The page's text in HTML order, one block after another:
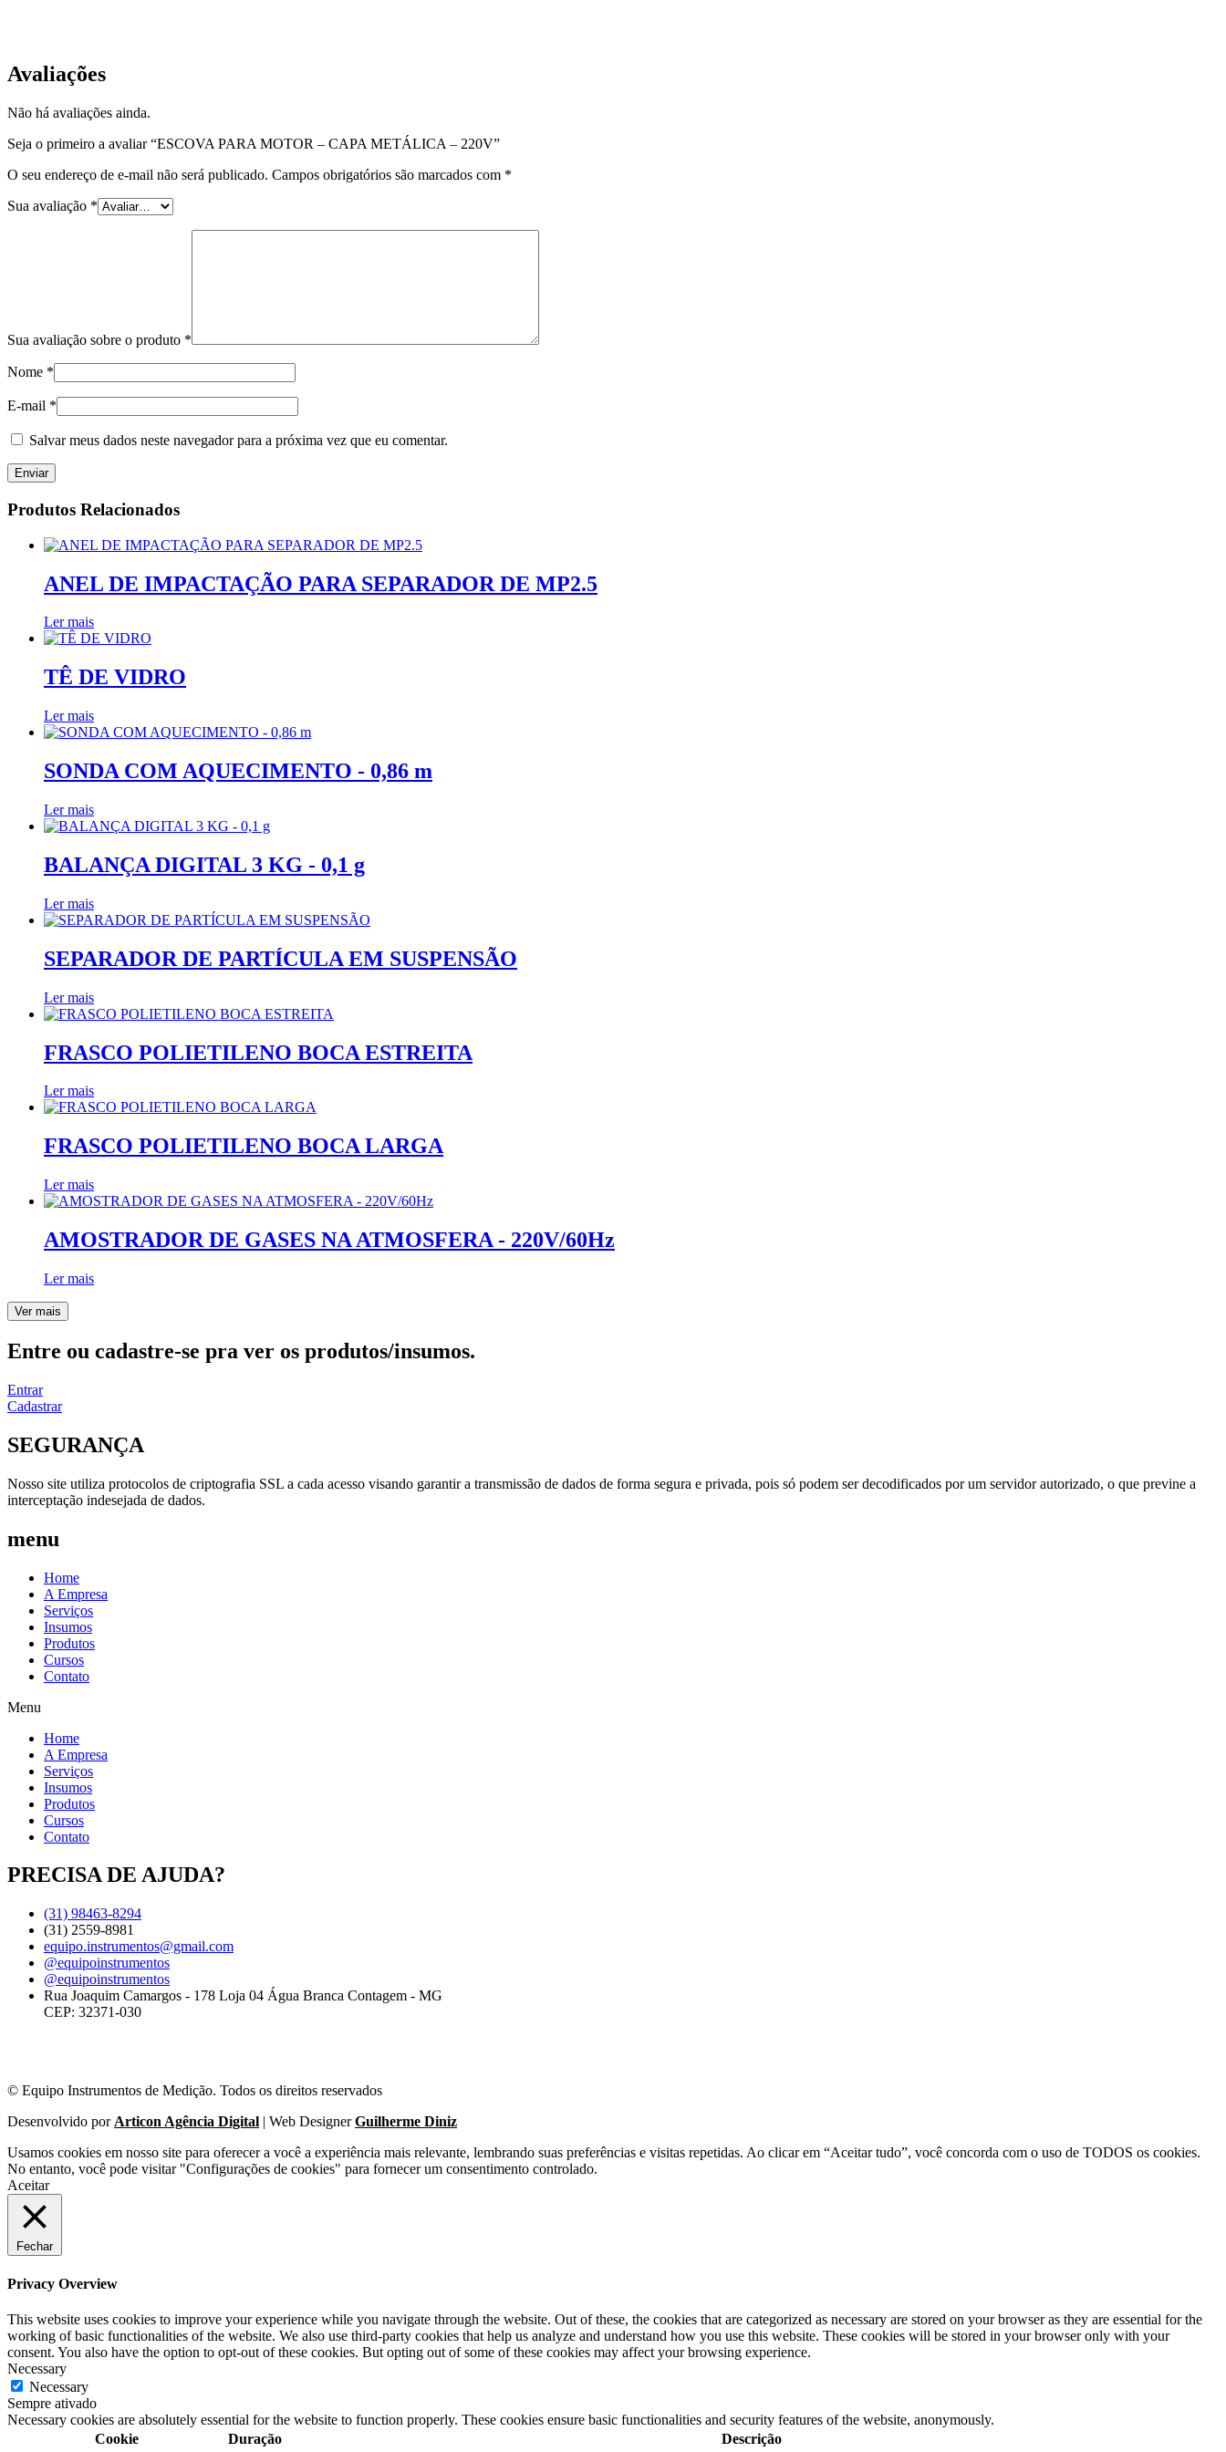
Avaliações
Não há avaliações ainda.
Seja o primeiro a avaliar “ESCOVA PARA MOTOR – CAPA METÁLICA – 220V”
O seu endereço de e-mail não será publicado. Campos obrigatórios são marcados com *
Sua avaliação *
Sua avaliação sobre o produto *
Nome *
E-mail *
Salvar meus dados neste navegador para a próxima vez que eu comentar.
Produtos Relacionados
ANEL DE IMPACTAÇÃO PARA SEPARADOR DE MP2.5
Ler mais
TÊ DE VIDRO
Ler mais
SONDA COM AQUECIMENTO - 0,86 m
Ler mais
BALANÇA DIGITAL 3 KG - 0,1 g
Ler mais
SEPARADOR DE PARTÍCULA EM SUSPENSÃO
Ler mais
FRASCO POLIETILENO BOCA ESTREITA
Ler mais
FRASCO POLIETILENO BOCA LARGA
Ler mais
AMOSTRADOR DE GASES NA ATMOSFERA - 220V/60Hz
Ler mais
Ver mais
Entre ou cadastre-se pra ver os produtos/insumos.
Entrar
Cadastrar
SEGURANÇA
Nosso site utiliza protocolos de criptografia SSL a cada acesso visando garantir a transmissão de dados de forma segura e privada, pois só podem ser decodificados por um servidor autorizado, o que previne a
interceptação indesejada de dados.
menu
Home
A Empresa
Serviços
Insumos
Produtos
Cursos
Contato
Menu
Home
A Empresa
Serviços
Insumos
Produtos
Cursos
Contato
PRECISA DE AJUDA?
(31) 98463-8294
(31) 2559-8981
equipo.instrumentos@gmail.com
@equipoinstrumentos
@equipoinstrumentos
Rua Joaquim Camargos - 178 Loja 04 Água Branca Contagem - MG
CEP: 32371-030
© Equipo Instrumentos de Medição. Todos os direitos reservados
Desenvolvido por Articon Agência Digital | Web DesignerGuilherme Diniz
Usamos cookies em nosso site para oferecer a você a experiência mais relevante, lembrando suas preferências e visitas repetidas. Ao clicar em “Aceitar tudo”, você concorda com o uso de TODOS os cookies.
No entanto, você pode visitar "Configurações de cookies" para fornecer um consentimento controlado.
Aceitar
Fechar
Privacy Overview
This website uses cookies to improve your experience while you navigate through the website. Out of these, the cookies that are categorized as necessary are stored on your browser as they are essential for the
working of basic functionalities of the website. We also use third-party cookies that help us analyze and understand how you use this website. These cookies will be stored in your browser only with your
consent. You also have the option to opt-out of these cookies. But opting out of some of these cookies may affect your browsing experience.
Necessary
Necessary
Sempre ativado
Necessary cookies are absolutely essential for the website to function properly. These cookies ensure basic functionalities and security features of the website, anonymously.
Cookie
Duração
Descrição